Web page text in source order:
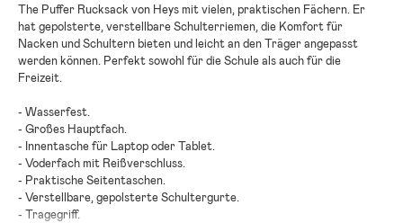
The Puffer Rucksack von Heys mit vielen, praktischen Fächern. Er
hat gepolsterte, verstellbare Schulterriemen, die Komfort für
Nacken und Schultern bieten und leicht an den Träger angepasst
werden können. Perfekt sowohl für die Schule als auch für die
Freizeit.
- Wasserfest.
- Großes Hauptfach.
- Innentasche für Laptop oder Tablet.
- Voderfach mit Reißverschluss.
- Praktische Seitentaschen.
- Verstellbare, gepolsterte Schultergurte.
- Tragegriff.